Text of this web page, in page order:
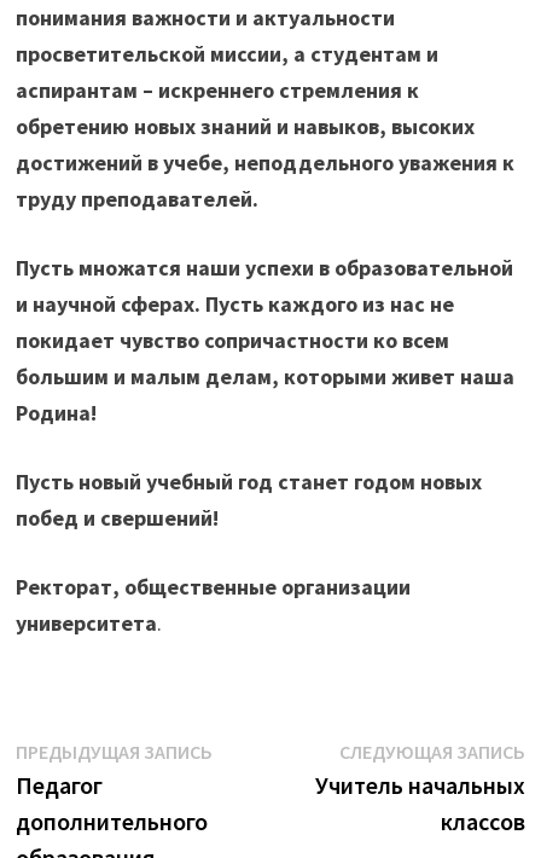
понимания важности и актуальности
просветительской миссии, а студентам и
аспирантам – искреннего стремления к
обретению новых знаний и навыков, высоких
достижений в учебе, неподдельного уважения к
труду преподавателей.
Пусть множатся наши успехи в образовательной
и научной сферах. Пусть каждого из нас не
покидает чувство сопричастности ко всем
большим и малым делам, которыми живет наша
Родина!
Пусть новый учебный год станет годом новых
побед и свершений!
Ректорат, общественные организации
университета.
Навигация
по
записям
ПРЕДЫДУЩАЯ ЗАПИСЬ
Педагог
дополнительного
СЛЕДУЮЩАЯ ЗАПИСЬ
Учитель начальных
классов